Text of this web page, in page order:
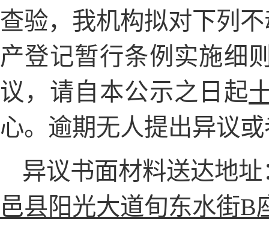
查验，我机构拟对下列
产登记暂行条例实施细
议， 请自本公示之日起
心。逾期无人提出异议
异议书面材料送达地址
邑县阳光大道旬东水街B